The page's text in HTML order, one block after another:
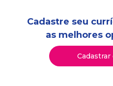
Cadastre seu
as melhores